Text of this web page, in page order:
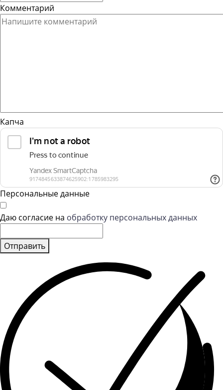
Комментарий
Капча
Персональные данные
Даю согласие на обработку персональных данных
Отправить